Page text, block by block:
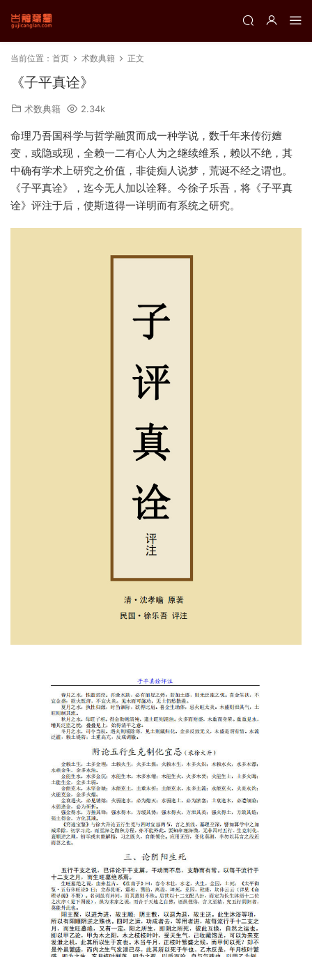
当前位置： 首页 术数典籍 正文
《子平真诠》
术数典籍 2.34k
命理乃吾国科学与哲学融贯而成一种学说，数千年来传衍嬗
变，或隐或现，全赖一二有心人为之继续维系，赖以不绝，其
中确有学术上研究之价值，非徒痴人说梦，荒诞不经之谓也。
《子平真诠》，迄今无人加以诠释。今徐子乐吾，将《子平真
诠》评注于后，使斯道得一详明而有系统之研究。